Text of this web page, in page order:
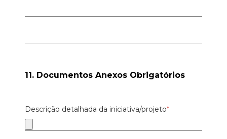
11. Documentos Anexos Obrigatórios
Descrição detalhada da iniciativa/projeto*